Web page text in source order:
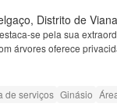
Distrito de
se pela sua
árvores oferece
casa de banho de
de serviços Ginásio